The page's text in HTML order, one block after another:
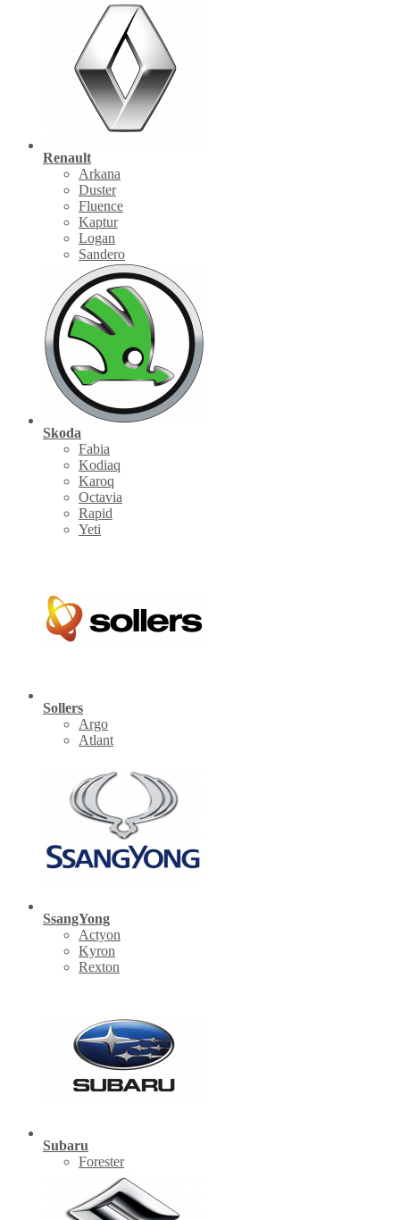
Renault
Arkana
Duster
Fluence
Kaptur
Logan
Sandero
Skoda
Fabia
Kodiaq
Karoq
Octavia
Rapid
Yeti
Sollers
Argo
Atlant
SsangYong
Actyon
Kyron
Rexton
Subaru
Forester